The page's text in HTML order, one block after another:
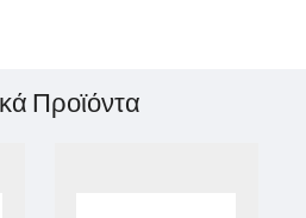
Προϊόντα